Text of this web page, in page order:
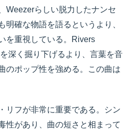
Weezerらしい脱力したナンセ
明確な物語を語るというより、
を重視している。Rivers
深く掘り下げるより、言葉を音
のポップ性を強める。この曲は
リフが非常に重要である。シン
性があり、曲の短さと相まって